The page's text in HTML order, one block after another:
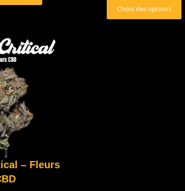
Choix des options
– Fleurs